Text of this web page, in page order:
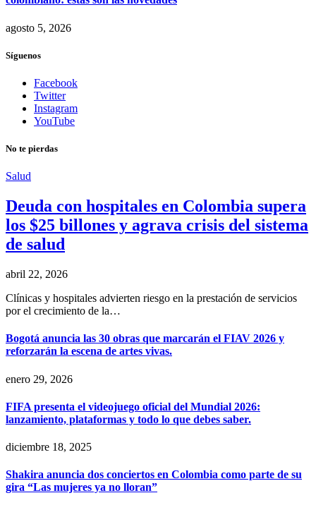
agosto 5, 2026
Síguenos
Facebook
Twitter
Instagram
YouTube
No te pierdas
Salud
Deuda con hospitales en Colombia supera
los $25 billones y agrava crisis del sistema
de salud
abril 22, 2026
Clínicas y hospitales advierten riesgo en la prestación de servicios
por el crecimiento de la…
Bogotá anuncia las 30 obras que marcarán el FIAV 2026 y
reforzarán la escena de artes vivas.
enero 29, 2026
FIFA presenta el videojuego oficial del Mundial 2026:
lanzamiento, plataformas y todo lo que debes saber.
diciembre 18, 2025
Shakira anuncia dos conciertos en Colombia como parte de su
gira “Las mujeres ya no lloran”